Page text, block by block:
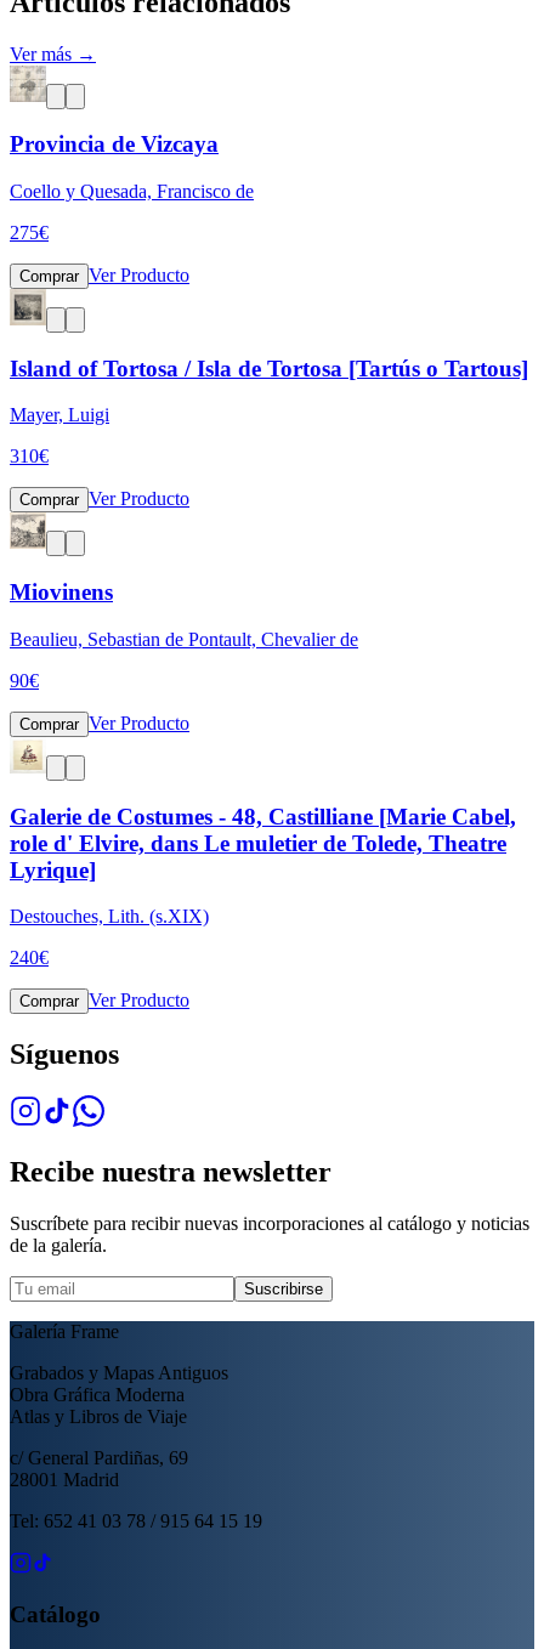
Ver más →
Provincia de Vizcaya
Coello y Quesada, Francisco de
275€
Comprar Ver Producto
Island of Tortosa / Isla de Tortosa [Tartús o Tartous]
Mayer, Luigi
310€
Comprar Ver Producto
Miovinens
Beaulieu, Sebastian de Pontault, Chevalier de
90€
Comprar Ver Producto
Galerie de Costumes - 48, Castilliane [Marie Cabel,
role d' Elvire, dans Le muletier de Tolede, Theatre
Lyrique]
Destouches, Lith. (s.XIX)
240€
Comprar Ver Producto
Síguenos
Recibe nuestra newsletter
Suscríbete para recibir nuevas incorporaciones al catálogo y noticias
de la galería.
Suscribirse
Galería Frame
Grabados y Mapas Antiguos
Obra Gráfica Moderna
Atlas y Libros de Viaje
c/ General Pardiñas, 69
28001 Madrid
Tel: 652 41 03 78 / 915 64 15 19
Catálogo